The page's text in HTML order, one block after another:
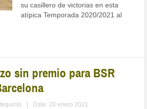
su casillero de victorias en esta
atípica Temporada 2020/2021 al
sin premio para BSR
Date: 20 enero 2021